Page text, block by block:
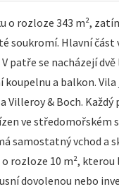
o rozloze 343 m²,
soukromí. Hlavní
se nacházejí dvě
a balkon. Vila
& Boch.
ve středomořském
samostatný vchod a
rozloze 10 m²,
dovolenou nebo